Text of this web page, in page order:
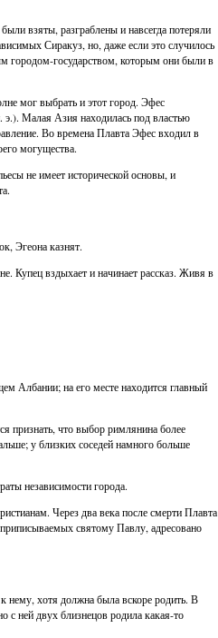
взяты, разграблены и навсегда потеряли
Сиракуз, но, даже если это случилось
городом-государством, которым они были в
мог выбрать и этот город. Эфес
Малая Азия находилась под властью
Во времена Плавта Эфес входил в
могущества.
не имеет исторической основы, и
Эгеона казнят.
Купец вздыхает и начинает рассказ. Живя в
Албании; на его месте находится главный
признать, что выбор римлянина более
у близких соседей намного больше
независимости города.
Через два века после смерти Плавта
святому Павлу, адресовано
нему, хотя должна была вскоре родить. В
с ней двух близнецов родила какая-то